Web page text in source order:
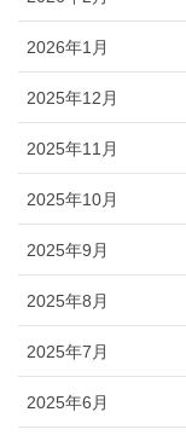
2026年1月
2025年12月
2025年11月
2025年10月
2025年9月
2025年8月
2025年7月
2025年6月